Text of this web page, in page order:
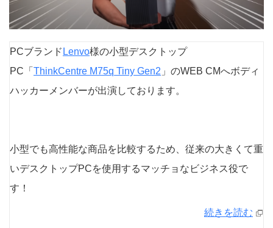
PCブランド Lenvo様の小型デスクトップ
PC「 ThinkCentre M75q Tiny Gen2 」のWEB CMへボディ
ハッカーメンバーが出演しております。
小型でも高性能な商品を比較するため、従来の大きくて重
いデスクトップPCを使用するマッチョなビジネス役で
す！
続きを読む